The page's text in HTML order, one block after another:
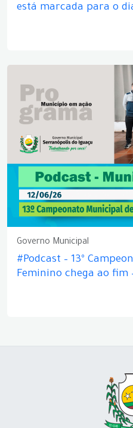
está marcada para o
Governo Municipal
#Podcast – 13º
Feminino chega ao fim